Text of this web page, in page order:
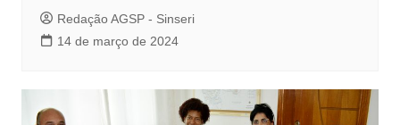
Redação AGSP - Sinseri
14 de março de 2024